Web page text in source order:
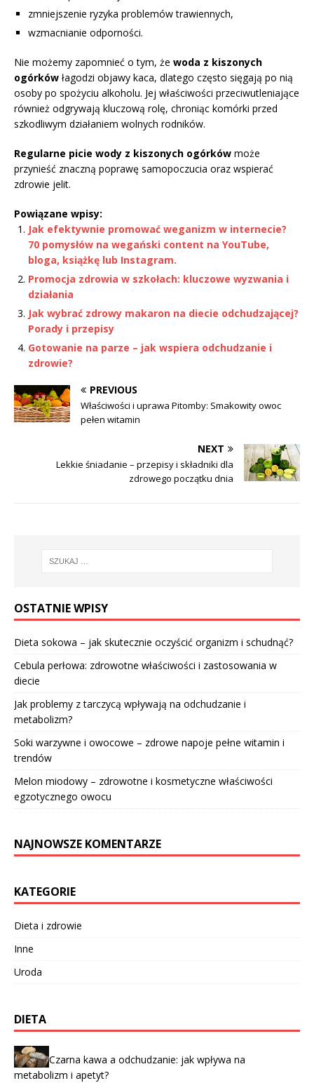
zmniejszenie ryzyka problemów trawiennych,
wzmacnianie odporności.
Nie możemy zapomnieć o tym, że woda z kiszonych
ogórków łagodzi objawy kaca, dlatego często sięgają po nią
osoby po spożyciu alkoholu. Jej właściwości przeciwutleniające
również odgrywają kluczową rolę, chroniąc komórki przed
szkodliwym działaniem wolnych rodników.
Regularne picie wody z kiszonych ogórków może
przynieść znaczną poprawę samopoczucia oraz wspierać
zdrowie jelit.
Powiązane wpisy:
Jak efektywnie promować weganizm w internecie?
70 pomysłów na wegański content na YouTube,
bloga, książkę lub Instagram.
Promocja zdrowia w szkołach: kluczowe wyzwania i
działania
Jak wybrać zdrowy makaron na diecie odchudzającej?
Porady i przepisy
Gotowanie na parze – jak wspiera odchudzanie i
zdrowie?
PREVIOUS
Właściwości i uprawa Pitomby: Smakowity owoc
pełen witamin
NEXT
Lekkie śniadanie – przepisy i składniki dla
zdrowego początku dnia
OSTATNIE WPISY
Dieta sokowa – jak skutecznie oczyścić organizm i schudnąć?
Cebula perłowa: zdrowotne właściwości i zastosowania w
diecie
Jak problemy z tarczycą wpływają na odchudzanie i
metabolizm?
Soki warzywne i owocowe – zdrowe napoje pełne witamin i
trendów
Melon miodowy – zdrowotne i kosmetyczne właściwości
egzotycznego owocu
NAJNOWSZE KOMENTARZE
KATEGORIE
Dieta i zdrowie
Inne
Uroda
DIETA
Czarna kawa a odchudzanie: jak wpływa na
metabolizm i apetyt?